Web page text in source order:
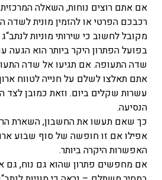
אם אתם רוצים נוחות, השאלה
רכבכם הפרטי או להזמין מונית לשדה
מקובל לחשוב כי שירותי מוניות
בפועל הפתרון היקר ביותר הוא
שדה התעופה. אם תגיעו אל שדה
אתם תאלצו לשלם על חנייה לטווח
עשרות שקלים ביום. וזאת כמובן לצד
הנסיעה.
כך שאם תעשו את החשבון, השארת
אפילו אם זו חופשה של סוף שבוע
האפשרות היקרה ביותר.
אם מחפשים פתרון שהוא גם נוח, גם